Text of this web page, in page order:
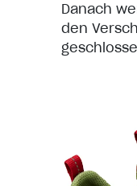
Danach
den